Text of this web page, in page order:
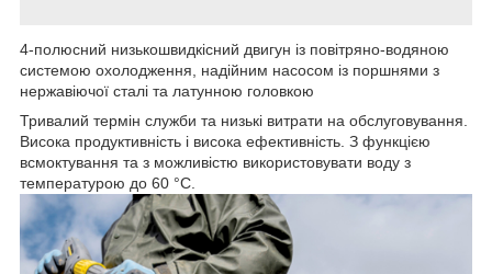
4-полюсний низькошвидкісний двигун із повітряно-водяною
системою охолодження, надійним насосом із поршнями з
нержавіючої сталі та латунною головкою
Тривалий термін служби та низькі витрати на обслуговування.
Висока продуктивність і висока ефективність. З функцією
всмоктування та з можливістю використовувати воду з
температурою до 60 °C.